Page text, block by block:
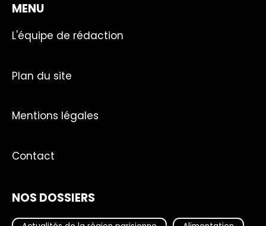
MENU
L'équipe de rédaction
Plan du site
Mentions légales
Contact
NOS DOSSIERS